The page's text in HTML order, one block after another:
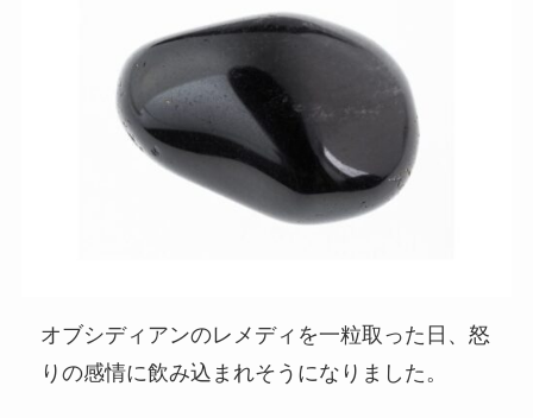
オブシディアンのレメディを一粒取った日、怒
りの感情に飲み込まれそうになりました。